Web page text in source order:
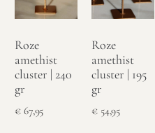
Roze
amethist
cluster | 240
gr
€67,95
Roze
amethist
cluster | 195
gr
€54,95